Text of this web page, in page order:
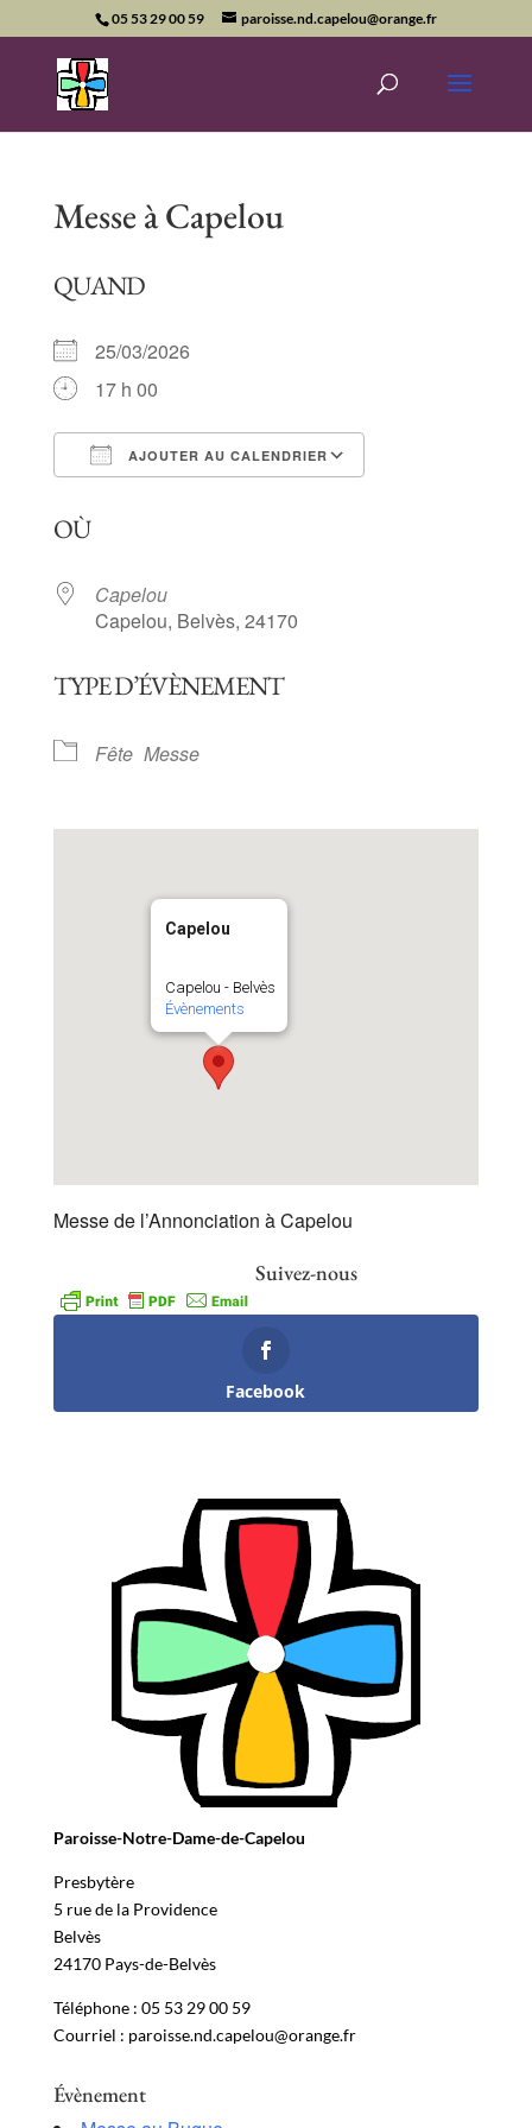
05 53 29 00 59 paroisse.nd.capelou@orange.fr
Messe à Capelou
QUAND
25/03/2026
17 h 00
AJOUTER AU CALENDRIER
OÙ
Capelou
Capelou, Belvès, 24170
TYPE D’ÉVÈNEMENT
Fête Messe
Capelou
Capelou - Belvès
Évènements
Messe de l’Annonciation à Capelou
Suivez-nous
Facebook
Paroisse-Notre-Dame-de-Capelou
Presbytère
5 rue de la Providence
Belvès
24170 Pays-de-Belvès
Téléphone : 05 53 29 00 59
Courriel : paroisse.nd.capelou@orange.fr
Évènement